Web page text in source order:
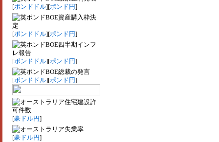
[ポンドドル][ポンド円]
BOE資産購入枠決
定
[ポンドドル][ポンド円]
BOE四半期インフ
レ報告
[ポンドドル][ポンド円]
BOE総裁の発言
[ポンドドル][ポンド円]
住宅建設許
可件数
[豪ドル円]
失業率
[豪ドル円]